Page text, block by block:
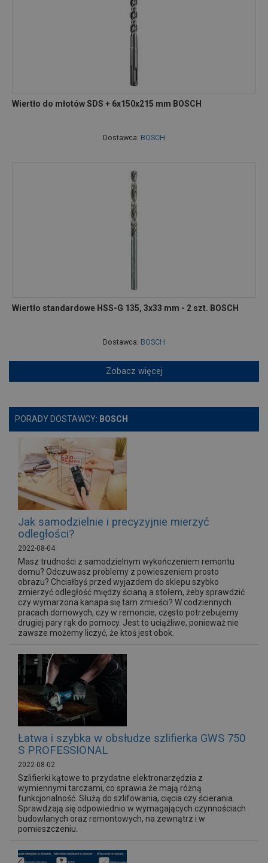
Wiertło do młotów SDS + 6x150x215 mm BOSCH
Dostawca: BOSCH
Wiertło standardowe HSS-G 135, 3x33 mm - 2 szt. BOSCH
Dostawca: BOSCH
Zobacz więcej
PORADY DOSTAWCY: BOSCH
Jak samodzielnie i precyzyjnie mierzyć
odległości?
2022-08-04
Masz trudności z samodzielnym wykończeniem remontu
domu? Odczuwasz problemy z powieszeniem prosto
obrazu? Chciałbyś przed wyjazdem do sklepu szybko
zmierzyć odległość między ścianą a stołem, żeby sprawdzić
czy wymarzona kanapa się tam zmieści? W codziennych
pracach domowych, czy w remoncie, często potrzebujemy
drugiej pary rąk do pomocy. Jest to uciążliwe, ponieważ nie
zawsze możemy liczyć, że ktoś jest obok.
Łatwa i szybka w obsłudze szlifierka GWS 750
S PROFESSIONAL
2022-08-02
Szlifierki kątowe to przydatne elektronarzędzia z
wymiennymi tarczami, co sprawia że mają różną
funkcjonalność. Służą do szlifowania, cięcia czy ścierania.
Sprawdzają się odpowiednio w wymagających czynnościach
budowlanych oraz remontowych, na zewnątrz i w
pomieszczeniu.